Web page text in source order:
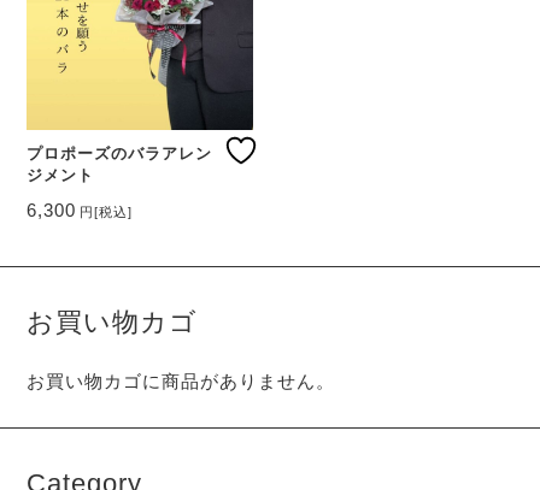
プロポーズのバラアレン
ジメント
6,300 円[税込]
お買い物カゴ
お買い物カゴに商品がありません。
Category